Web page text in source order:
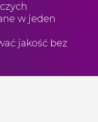
w jeden
jakość bez